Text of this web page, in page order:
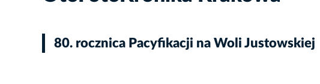
80. rocznica Pacyfikacji na Woli Justowskiej